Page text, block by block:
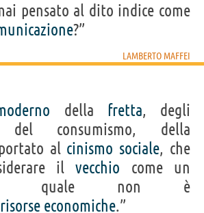
pensato al dito indice come
?”
LAMBERTO MAFFEI
della fretta, degli
del consumismo, della
al cinismo sociale, che
ilvecchio come un
non è
risorse economiche.”